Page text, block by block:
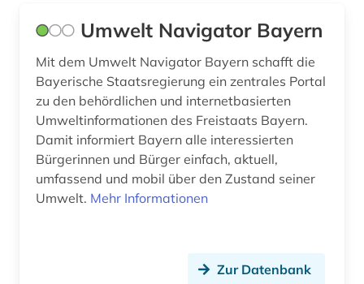
ejournals (1)
elearning (1)
elektroakustische musik (1)
elektronische bibliothek (8)
elektronische medien (1)
Umwelt Navigator Bayern
Mit dem Umwelt Navigator Bayern schafft die
Bayerische Staatsregierung ein zentrales Portal
zu den behördlichen und internetbasierten
Umweltinformationen des Freistaats Bayern.
Damit informiert Bayern alle interessierten
Bürgerinnen und Bürger einfach, aktuell,
umfassend und mobil über den Zustand seiner
Umwelt. Mehr Informationen
Zur Datenbank